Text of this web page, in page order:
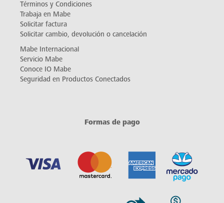
Términos y Condiciones
Trabaja en Mabe
Solicitar factura
Solicitar cambio, devolución o cancelación
Mabe Internacional
Servicio Mabe
Conoce IO Mabe
Seguridad en Productos Conectados
Formas de pago